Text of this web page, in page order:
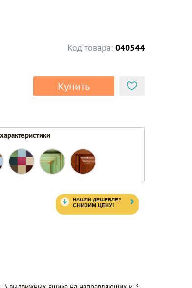
Код товара: 040544
Купить